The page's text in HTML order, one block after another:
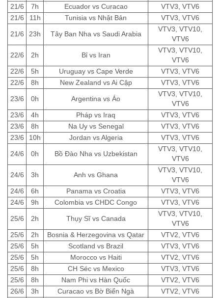
21/6
7h Ecuador vs Curacao
VTV3, VTV6
21/6
11h Tunisia vs Nhật Bản VTV3, VTV6
21/6 23h Tây Ban Nha vs Saudi Arabia
VTV3, VTV10,
VTV6
22/6 2h Bỉ vs Iran
VTV3, VTV10,
VTV6
22/6
5h Uruguay vs Cape Verde
VTV3, VTV6
22/6
8h New Zealand vs Ai Cập VTV3, VTV6
23/6 0h Argentina vs Áo
VTV3, VTV10,
VTV6
23/6
4h Pháp vs Iraq
VTV3, VTV6
23/6
8h Na Uy vs Senegal
VTV3, VTV6
23/6
10h Jordan vs Algeria VTV3, VTV6
24/6 0h Bồ Đào Nha vs Uzbekistan
VTV3, VTV10,
VTV6
24/6 3h Anh vs Ghana
VTV3, VTV10,
VTV6
24/6
6h Panama vs Croatia
VTV3, VTV6
24/6
9h Colombia vs CHDC Congo VTV3, VTV6
25/6 2h Thụy Sĩ vs Canada
VTV3, VTV10,
VTV6
25/6
2h Bosnia & Herzegovina vs Qatar
VTV2, VTV6
25/6
5h Scotland vs Brazil
VTV3, VTV6
25/6
5h Morocco vs Haiti
VTV2, VTV6
25/6
8h CH Séc vs Mexico
VTV3, VTV6
25/6
8h Nam Phi vs Hàn Quốc
VTV2, VTV6
26/6
3h Curacao vs Bờ Biển Ngà VTV2, VTV6